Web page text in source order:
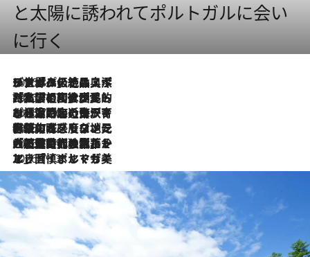
と太陽に誘われてポルトガルに会い
に行く
2026.8.8
リスボンの絶品スイーツ「パステル・デ・ナタ」とは？ポルトガル伝統の奥深い世界へ
2026.7.27
「私の祖国はポルトガル語です」国民的詩人フェルナンド・ペソアと、彼が愛した文学の街を歩く
2026.7.26
ポルトガル近海が育む極上の海の幸。キリリと冷えた白ワインと愉しむ、シーフード専門店の贅沢
2026.7.22
伝統の味をモダンに昇華。高感度な地元客が集う、リスボンの最旬ガストロノミー
2026.7.21
大航海時代の栄華から、震災、独裁、そして革命へ。ポルトガル・首都リスボンの石畳に刻まれた「歴史の光と影」
2026.7.13
エッセイ・ヤマザキマリ「慎ましくも美しき国 ポルトガル」